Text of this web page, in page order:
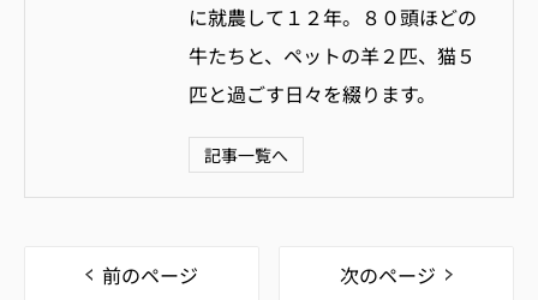
に就農して１２年。８０頭ほどの
牛たちと、ペットの羊２匹、猫５
匹と過ごす日々を綴ります。
記事一覧へ
前のページ 次のページ